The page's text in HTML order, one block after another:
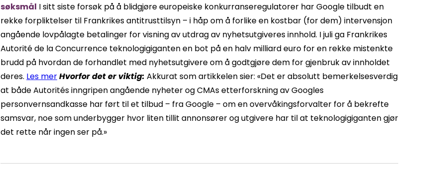
søksmål I sitt siste forsøk på å blidgjøre europeiske konkurranseregulatorer har Google tilbudt en
rekke forpliktelser til Frankrikes antitrusttilsyn – i håp om å forlike en kostbar (for dem) intervensjon
angående lovpålagte betalinger for visning av utdrag av nyhetsutgiveres innhold. I juli ga Frankrikes
Autorité de la Concurrence teknologigiganten en bot på en halv milliard euro for en rekke mistenkte
brudd på hvordan de forhandlet med nyhetsutgivere om å godtgjøre dem for gjenbruk av innholdet
deres. Les merHvorfor det er viktig: Akkurat som artikkelen sier: «Det er absolutt bemerkelsesverdig
at både Autorités inngripen angående nyheter og CMAs etterforskning av Googles
personvernsandkasse har ført til et tilbud – fra Google – om en overvåkingsforvalter for å bekrefte
samsvar, noe som underbygger hvor liten tillit annonsører og utgivere har til at teknologigiganten gjør
det rette når ingen ser på.»